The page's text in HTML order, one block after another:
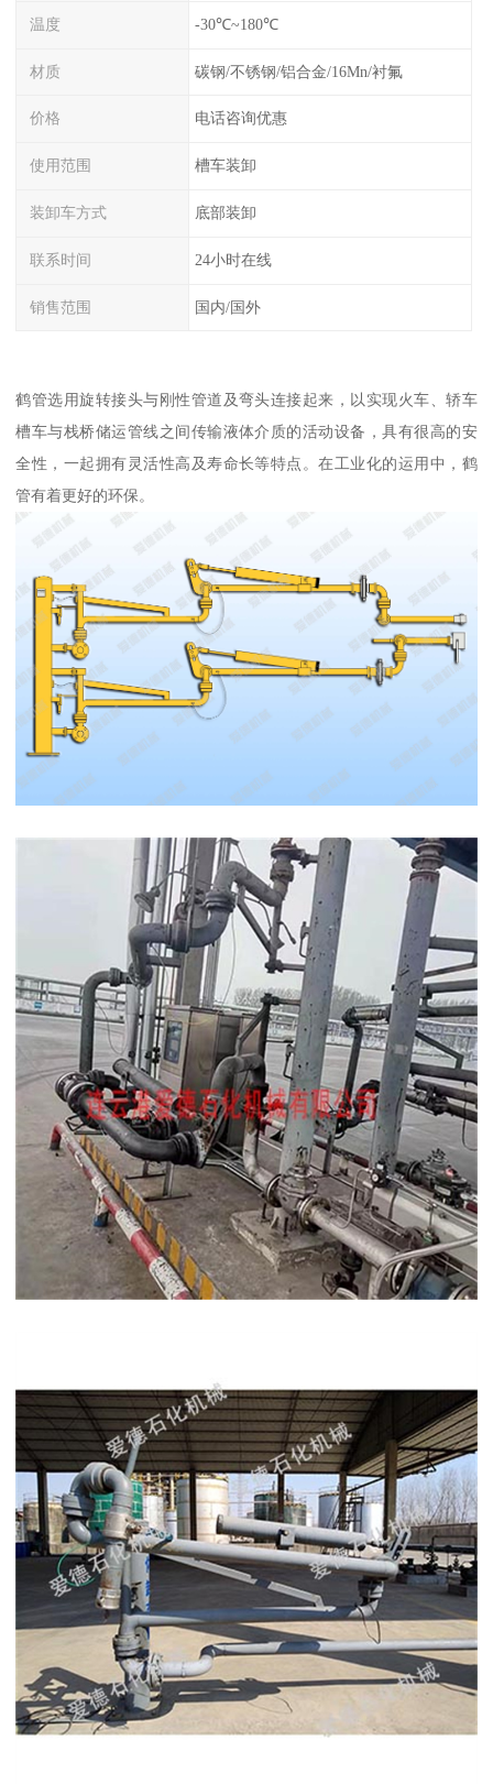
温度 -30℃~180℃
材质 碳钢/不锈钢/铝合金/16Mn/衬氟
价格 电话咨询优惠
使用范围 槽车装卸
装卸车方式 底部装卸
联系时间 24小时在线
销售范围 国内/国外
鹤管选用旋转接头与刚性管道及弯头连接起来，以实现火车、轿车
槽车与栈桥储运管线之间传输液体介质的活动设备，具有很高的安
全性，一起拥有灵活性高及寿命长等特点。在工业化的运用中，鹤
管有着更好的环保。